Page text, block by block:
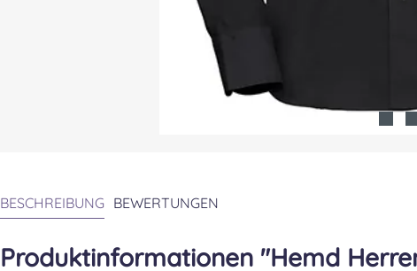
BESCHREIBUNG BEWERTUNGEN
Produktinformationen "Hemd